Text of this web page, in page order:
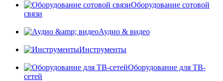
Оборудование сотовой
связи
Аудио & видео
Инструменты
Оборудование для ТВ-
сетей